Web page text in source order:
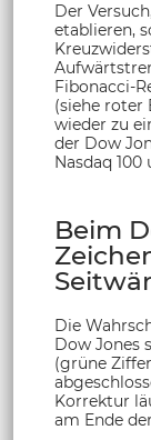
Der
etablieren,
Fibonacci-
(siehe roter
wieder zu
der Dow
Nasdaq 100
Beim
Die
Dow Jones
(grüne
Korrektur
am Ende